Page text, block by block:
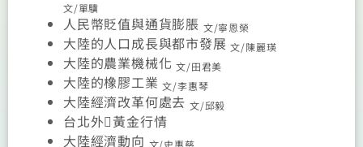
文/單驥
人民幣貶值與通貨膨脹 文/寧恩榮
大陸的人口成長與都市發展文/陳麗瑛
大陸的農業機械化文/田君美
大陸的橡膠工業文/李惠琴
大陸經濟改革何處去文/邱毅
台北外黃金行情
大陸經濟動向